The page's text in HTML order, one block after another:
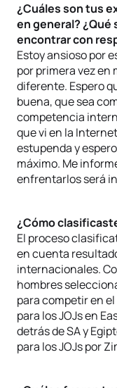
¿Cuáles son tus
en general? ¿Qué
encontrar con
Estoy ansioso por
por primera vez en
diferente. Espero
buena, que sea
competencia
que vi en la
estupenda y
máximo. Me
enfrentarlos será
¿Cómo
El proceso
en cuenta
internacionales.
hombres
para competir en
para los JOJs en
detrás de SA y
para los JOJs por